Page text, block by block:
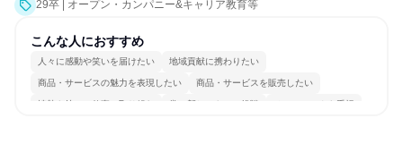
29卒 | オープン・カンパニー&キャリア教育等
こんな人におすすめ
人々に感動や笑いを届けたい 地域貢献に携わりたい
商品・サービスの魅力を表現したい 商品・サービスを販売したい
情熱を持って仕事に取り組む 常に新しいものに挑戦 チームワークを重視